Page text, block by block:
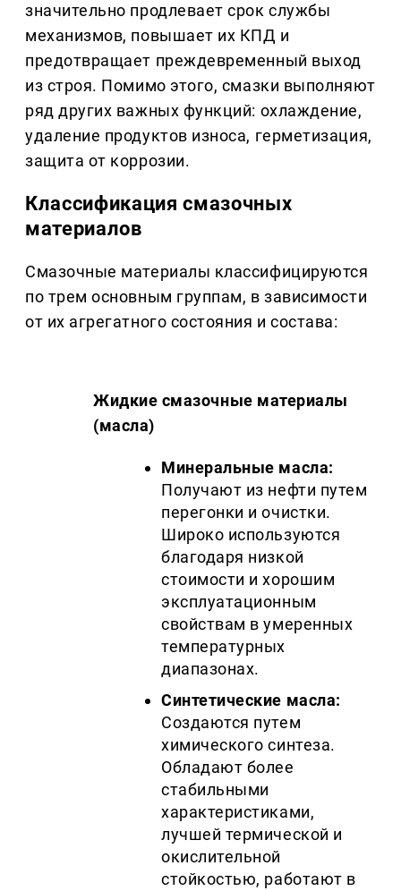
значительно продлевает срок службы
механизмов, повышает их КПД и
предотвращает преждевременный выход
из строя. Помимо этого, смазки выполняют
ряд других важных функций: охлаждение,
удаление продуктов износа, герметизация,
защита от коррозии.
Классификация смазочных
материалов
Смазочные материалы классифицируются
по трем основным группам, в зависимости
от их агрегатного состояния и состава:
Жидкие смазочные материалы
(масла)
Минеральные масла:
Получают из нефти путем
перегонки и очистки.
Широко используются
благодаря низкой
стоимости и хорошим
эксплуатационным
свойствам в умеренных
температурных
диапазонах.
Синтетические масла:
Создаются путем
химического синтеза.
Обладают более
стабильными
характеристиками,
лучшей термической и
окислительной
стойкостью, работают в